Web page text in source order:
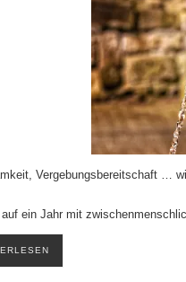
Vergebungsbereitschaft …
ein Jahr mit